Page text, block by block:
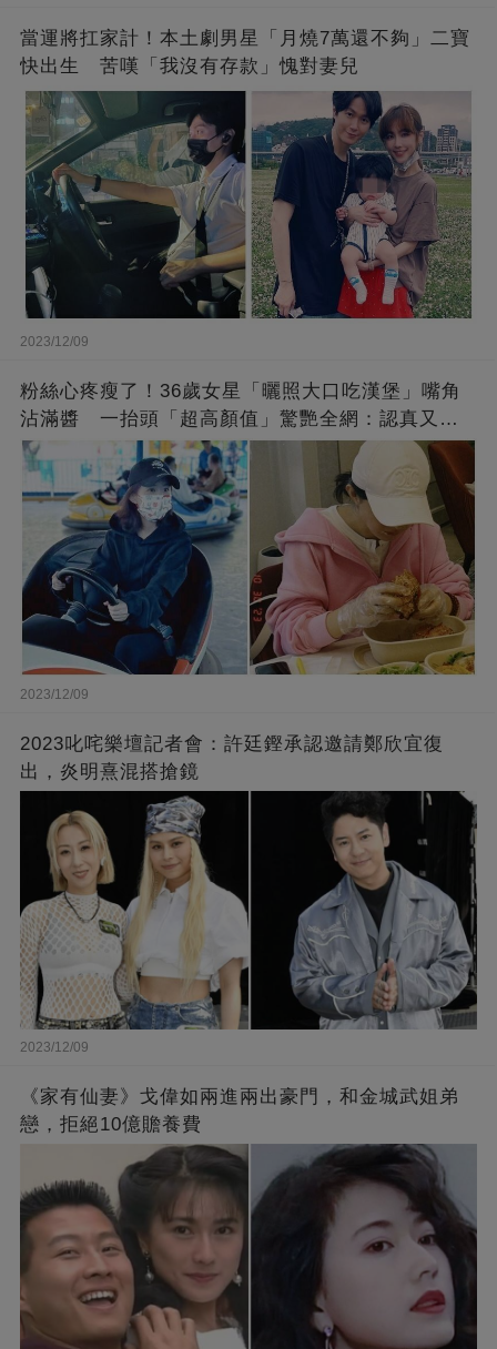
當運將扛家計！本土劇男星「月燒7萬還不夠」二寶
快出生 苦嘆「我沒有存款」愧對妻兒
2023/12/09
粉絲心疼瘦了！36歲女星「曬照大口吃漢堡」嘴角
沾滿醬 一抬頭「超高顏值」驚艷全網：認真又美
麗!
2023/12/09
2023叱咤樂壇記者會：許廷鏗承認邀請鄭欣宜復
出，炎明熹混搭搶鏡
2023/12/09
《家有仙妻》戈偉如兩進兩出豪門，和金城武姐弟
戀，拒絕10億贍養費